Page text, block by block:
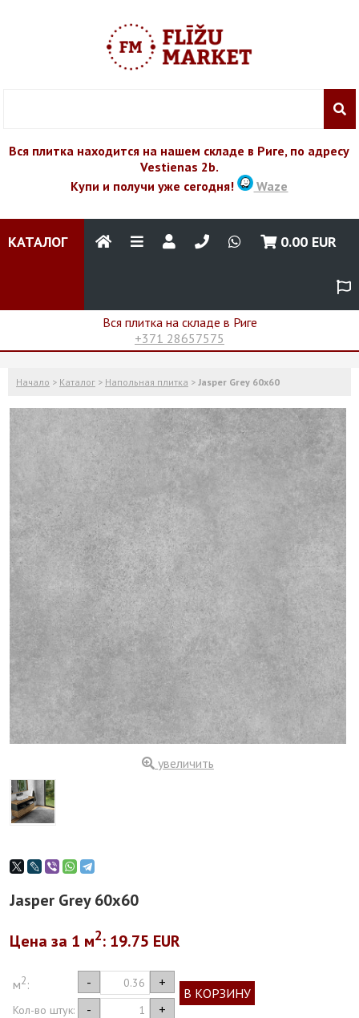
Вся плитка находится на нашем складе в Риге, по адресу
Vestienas 2b.
Купи и получи уже сегодня!
Waze
КАТАЛОГ 0.00 EUR
Вся плитка на складе в Риге
+371 28657575
Начало > Каталог > Напольная плитка > Jasper Grey 60x60
увеличить
Jasper Grey 60x60
Цена за 1 м2: 19.75 EUR
м2: - +
Кол-во штук: - +
В КОРЗИНУ